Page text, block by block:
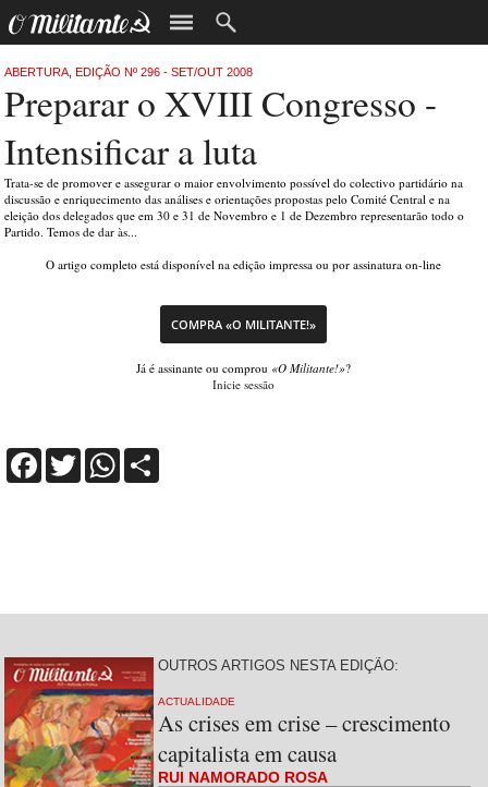
ABERTURA ,EDIÇÃO Nº 296 - SET/OUT 2008
Preparar o XVIII Congresso -
Intensificar a luta
Trata-se de promover e assegurar o maior envolvimento possível do colectivo partidário na
discussão e enriquecimento das análises e orientações propostas pelo Comité Central e na
eleição dos delegados que em 30 e 31 de Novembro e 1 de Dezembro representarão todo o
Partido. Temos de dar às...
O artigo completo está disponível na edição impressa ou por assinatura on-line
COMPRA «O MILITANTE!»
Já é assinante ou comprou «O Militante!»?
Inicie sessão
FacebookTwitterWhatsApp
OUTROS ARTIGOS NESTA EDIÇÃO:
ACTUALIDADE
As crises em crise – crescimento
capitalista em causa
RUI NAMORADO ROSA